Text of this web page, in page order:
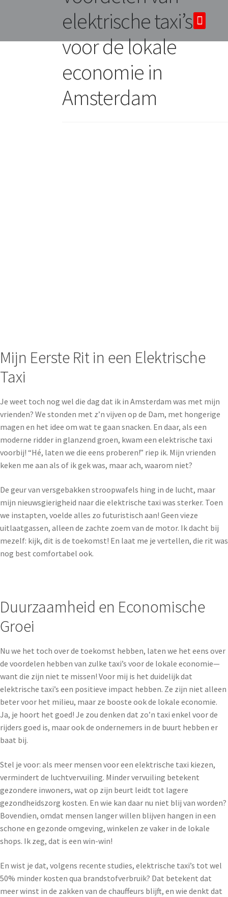
elektrische taxi’s
voor de lokale
economie in
Amsterdam
Mijn Eerste Rit in een Elektrische
Taxi
Je weet toch nog wel die dag dat ik in Amsterdam was met mijn
vrienden? We stonden met z’n vijven op de Dam, met hongerige
magen en het idee om wat te gaan snacken. En daar, als een
moderne ridder in glanzend groen, kwam een elektrische taxi
voorbij! “Hé, laten we die eens proberen!” riep ik. Mijn vrienden
keken me aan als of ik gek was, maar ach, waarom niet?
De geur van versgebakken stroopwafels hing in de lucht, maar
mijn nieuwsgierigheid naar die elektrische taxi was sterker. Toen
we instapten, voelde alles zo futuristisch aan! Geen vieze
uitlaatgassen, alleen de zachte zoem van de motor. Ik dacht bij
mezelf: kijk, dit is de toekomst! En laat me je vertellen, die rit was
nog best comfortabel ook.
Duurzaamheid en Economische
Groei
Nu we het toch over de toekomst hebben, laten we het eens over
de voordelen hebben van zulke taxi’s voor de lokale economie—
want die zijn niet te missen! Voor mij is het duidelijk dat
elektrische taxi’s een positieve impact hebben. Ze zijn niet alleen
beter voor het milieu, maar ze booste ook de lokale economie.
Ja, je hoort het goed! Je zou denken dat zo’n taxi enkel voor de
rijders goed is, maar ook de ondernemers in de buurt hebben er
baat bij.
Stel je voor: als meer mensen voor een elektrische taxi kiezen,
vermindert de luchtvervuiling. Minder vervuiling betekent
gezondere inwoners, wat op zijn beurt leidt tot lagere
gezondheidszorg kosten. En wie kan daar nu niet blij van worden?
Bovendien, omdat mensen langer willen blijven hangen in een
schone en gezonde omgeving, winkelen ze vaker in de lokale
shops. Ik zeg, dat is een win-win!
En wist je dat, volgens recente studies, elektrische taxi’s tot wel
50% minder kosten qua brandstofverbruik? Dat betekent dat
meer winst in de zakken van de chauffeurs blijft, en wie denkt dat